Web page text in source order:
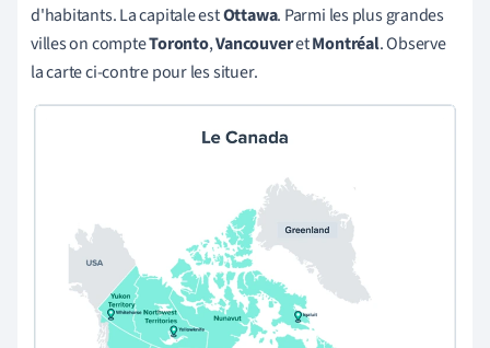
d'habitants. La capitale estOttawa. Parmi les plus grandes
villes on compteToronto,VancouveretMontréal. Observe
la carte ci-contre pour les situer.